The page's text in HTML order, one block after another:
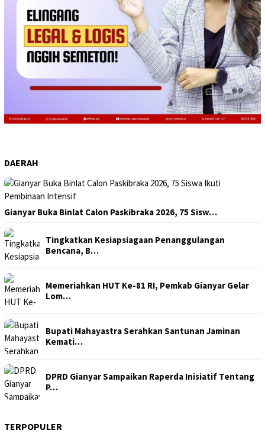
DAERAH
Gianyar Buka Binlat Calon Paskibraka 2026, 75 Sisw…
Tingkatkan Kesiapsiagaan Penanggulangan
Bencana, B…
Memeriahkan HUT Ke-81 RI, Pemkab Gianyar Gelar
Lom…
Bupati Mahayastra Serahkan Santunan Jaminan
Kemati…
DPRD Gianyar Sampaikan Raperda Inisiatif Tentang
P…
TERPOPULER